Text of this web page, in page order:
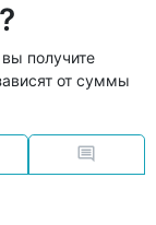
получите
от суммы